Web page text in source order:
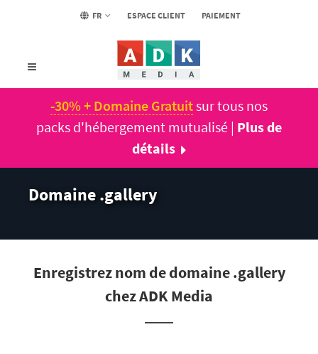
FR ESPACE CLIENT PAIEMENT
-30% + Domaine Gratuitsur tous nos
packs d'hébergement mutualisé | Plus de
détails
Domaine .gallery
Enregistrez nom de domaine .gallery
chez ADK Media